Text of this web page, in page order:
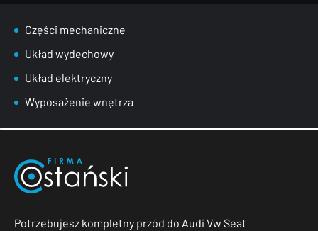
Części mechaniczne
Układ wydechowy
Układ elektryczny
Wyposażenie wnętrza
Potrzebujesz kompletny przód do Audi Vw Seat